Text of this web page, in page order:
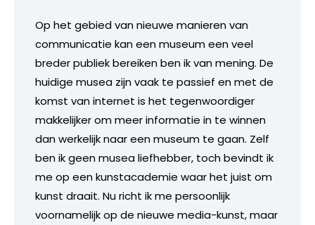
Op het gebied van nieuwe manieren van
communicatie kan een museum een veel
breder publiek bereiken ben ik van mening. De
huidige musea zijn vaak te passief en met de
komst van internet is het tegenwoordiger
makkelijker om meer informatie in te winnen
dan werkelijk naar een museum te gaan. Zelf
ben ik geen musea liefhebber, toch bevindt ik
me op een kunstacademie waar het juist om
kunst draait. Nu richt ik me persoonlijk
voornamelijk op de nieuwe media-kunst, maar